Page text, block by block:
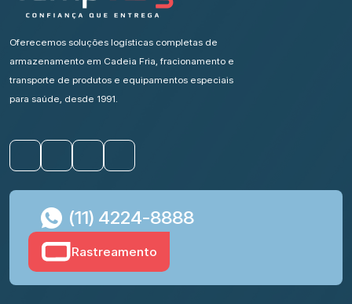
Oferecemos soluções logísticas completas de
armazenamento em Cadeia Fria, fracionamento e
transporte de produtos e equipamentos especiais
para saúde, desde 1991.
(11) 4224-8888
Rastreamento